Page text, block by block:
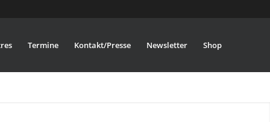
Termine Kontakt/Presse Newsletter Shop